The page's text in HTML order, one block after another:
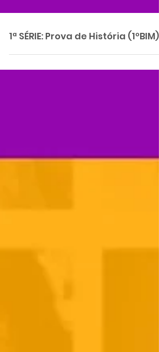
1ª SÉRIE: Prova de História (1ºBIM)